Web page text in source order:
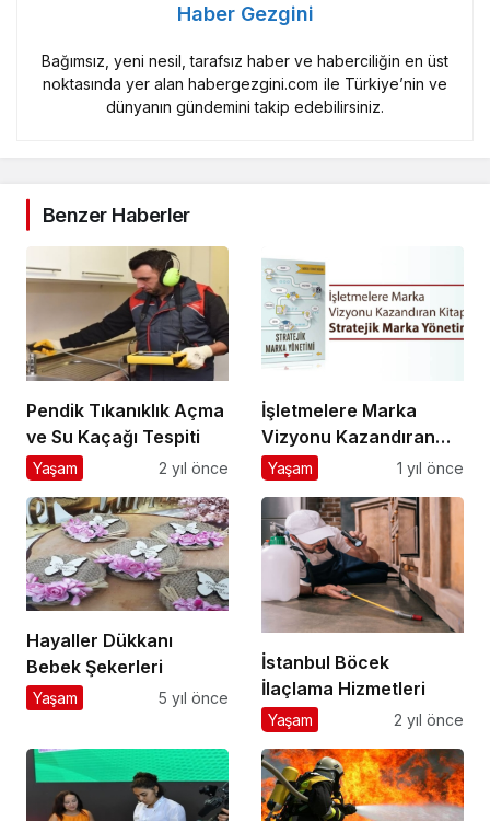
Haber Gezgini
Bağımsız, yeni nesil, tarafsız haber ve haberciliğin en üst
noktasında yer alan habergezgini.com ile Türkiye’nin ve
dünyanın gündemini takip edebilirsiniz.
Benzer Haberler
Pendik Tıkanıklık Açma
ve Su Kaçağı Tespiti
Yaşam 2 yıl önce
İşletmelere Marka
Vizyonu Kazandıran
Kitap: Stratejik Marka
Yaşam 1 yıl önce
Hayaller Dükkanı
Bebek Şekerleri
Yaşam 5 yıl önce
İstanbul Böcek
İlaçlama Hizmetleri
Yaşam 2 yıl önce